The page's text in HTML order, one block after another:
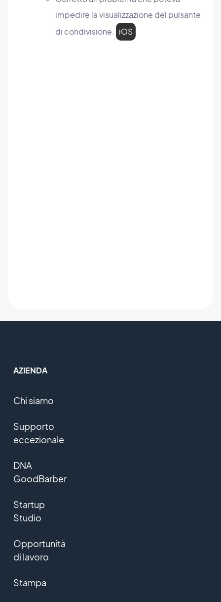
impedire la visualizzazione del pulsante
di condivisione. iOS
AZIENDA
Chi siamo
Supporto
eccezionale
DNA
GoodBarber
Startup
Studio
Opportunità
di lavoro
Stampa